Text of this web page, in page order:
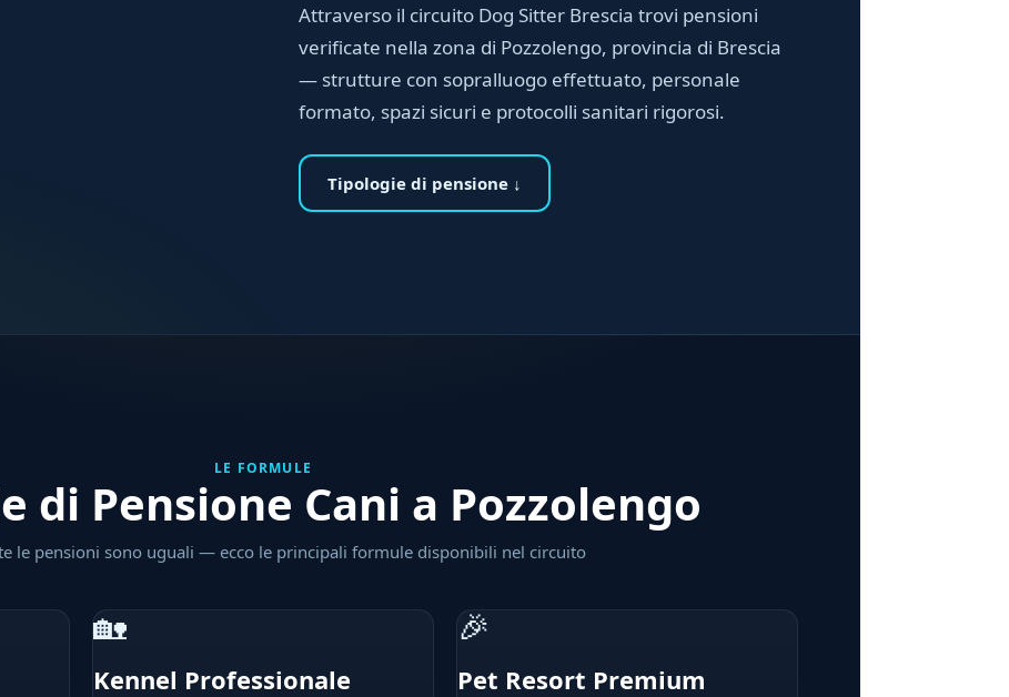
Attraverso il circuito Dog Sitter Brescia trovi pensioni
verificate nella zona di Pozzolengo, provincia di Brescia
— strutture con sopralluogo effettuato, personale
formato, spazi sicuri e protocolli sanitari rigorosi.
Tipologie di pensione ↓
LE FORMULE
di Pensione Cani a Pozzolengo
le pensioni sono uguali — ecco le principali formule disponibili nel circuito
🏡
Kennel Professionale
🎉
Pet Resort Premium